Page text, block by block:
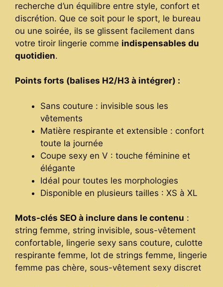
recherche d’un équilibre entre style, confort et
discrétion. Que ce soit pour le sport, le bureau
ou une soirée, ils se glissent facilement dans
votre tiroir lingerie comme indispensables du
quotidien.
Points forts (balises H2/H3 à intégrer) :
Sans couture : invisible sous les
vêtements
Matière respirante et extensible : confort
toute la journée
Coupe sexy en V : touche féminine et
élégante
Idéal pour toutes les morphologies
Disponible en plusieurs tailles : XS à XL
Mots-clés SEO à inclure dans le contenu :
string femme, string invisible, sous-vêtement
confortable, lingerie sexy sans couture, culotte
respirante femme, lot de strings femme, lingerie
femme pas chère, sous-vêtement sexy discret